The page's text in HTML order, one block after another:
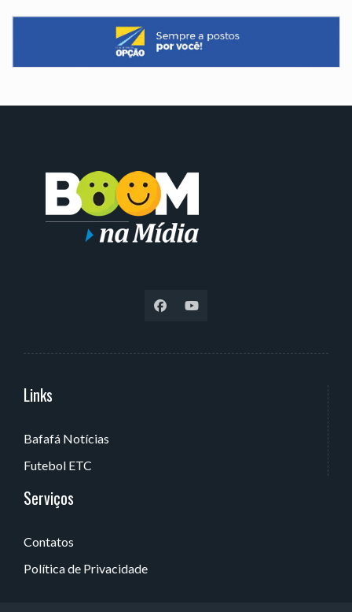
Links
Bafafá Notícias
Futebol ETC
Serviços
Contatos
Política de Privacidade
Serviços